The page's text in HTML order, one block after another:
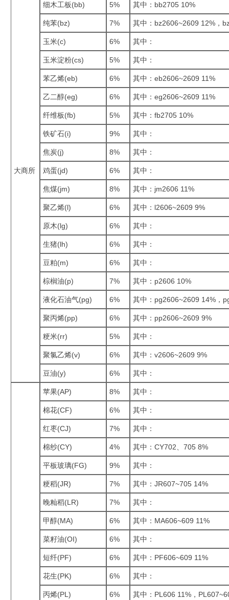
大商所
细木工板(bb) 5% 其中：bb2705 10%
纯苯(bz) 7% 其中：bz2606~2609 12%，
玉米(c) 6% 其中：
玉米淀粉(cs) 5% 其中：
苯乙烯(eb) 6% 其中：eb2606~2609 11%
乙二醇(eg) 6% 其中：eg2606~2609 11%
纤维板(fb) 5% 其中：fb2705 10%
铁矿石(i) 9% 其中：
焦炭(j) 8% 其中：
鸡蛋(jd) 6% 其中：
焦煤(jm) 8% 其中：jm2606 11%
聚乙烯(l) 6% 其中：l2606~2609 9%
原木(lg) 6% 其中：
生猪(lh) 6% 其中：
豆粕(m) 6% 其中：
棕榈油(p) 7% 其中：p2606 10%
液化石油气(pg) 6% 其中：pg2606~2609 14%，
聚丙烯(pp) 6% 其中：pp2606~2609 9%
粳米(rr) 5% 其中：
聚氯乙烯(v) 6% 其中：v2606~2609 9%
豆油(y) 6% 其中：
苹果(AP) 8% 其中：
棉花(CF) 6% 其中：
红枣(CJ) 7% 其中：
棉纱(CY) 4% 其中：CY702、705 8%
平板玻璃(FG) 9% 其中：
粳稻(JR) 7% 其中：JR607~705 14%
晚籼稻(LR) 7% 其中：
甲醇(MA) 6% 其中：MA606~609 11%
菜籽油(OI) 6% 其中：
短纤(PF) 6% 其中：PF606~609 11%
花生(PK) 6% 其中：
丙烯(PL) 6% 其中：PL606 11%，